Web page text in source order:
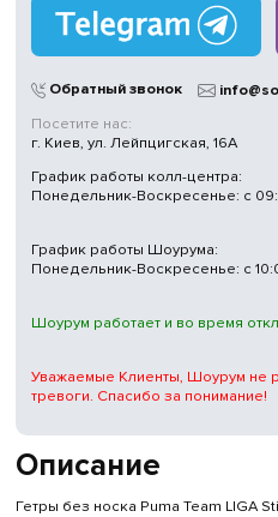
Описание
Гетры без носка Puma Team LIGA
Обратный звонок
Посетите нас:
г. Киев, ул. Лейпцигская, 16А
График работы колл-центра:
Понедельник-Воскресенье: с
График работы Шоурума:
Понедельник-Воскресенье: с
Шоурум работает и во время
Уважаемые Клиенты, Шоурум не
тревоги. Спасибо за понимание!